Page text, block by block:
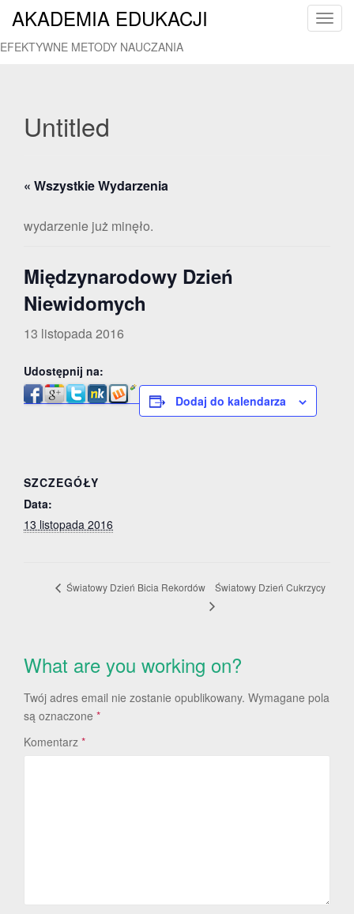
T
AKADEMIA EDUKACJI
EFEKTYWNE METODY NAUCZANIA
Untitled
« Wszystkie Wydarzenia
wydarzenie już minęło.
Międzynarodowy Dzień
Niewidomych
13 listopada 2016
Udostępnij na:
Dodaj do kalendarza
SZCZEGÓŁY
Data:
13 listopada 2016
Światowy Dzień Bicia Rekordów Światowy Dzień Cukrzycy
What are you working on?
Twój adres email nie zostanie opublikowany. Wymagane pola
są oznaczone *
Komentarz *